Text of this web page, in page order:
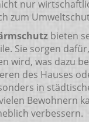
nur
zum
bieten
Sie sorgen
wird, was dazu
des Hauses
in
Bewohnern
verbessern.